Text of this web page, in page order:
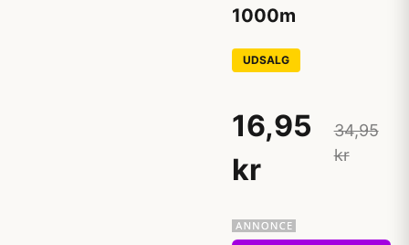
1000m
UDSALG
16,95
kr
34,95
kr